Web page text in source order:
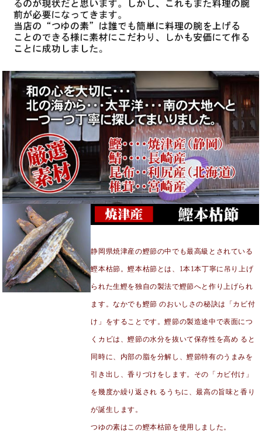
静岡県焼津産の鰹節の中でも最高級とされている
鰹本枯節。鰹本枯節とは、1本1本丁寧に吊り上げ
られた生鰹を独自の製法で鰹節へと作り上げられ
ます。なかでも鰹節 のおいしさの秘訣は「カビ付
け」をすることです。鰹節の製造途中で表面につ
くカビは、鰹節の水分を抜いて保存性を高め ると
同時に、内部の脂を分解し、鰹節特有のうまみを
引き出し、香りづけをします。その「カビ付け」
を幾度か繰り返され るうちに、最高の旨味と香り
が誕生します。
つゆの素はこの鰹本枯節を使用しました。